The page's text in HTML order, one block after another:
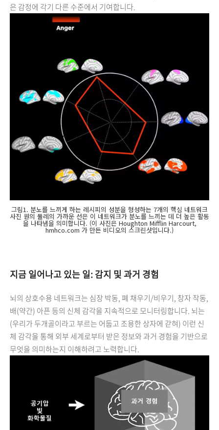
은 감정에 각기 다른 수준에서 기여합니다.
그림1. 분노를 느끼게 하는 레시피의 성분을 형성하는 7개의 핵심 네트워크
사진 원의 둘레의 가까운 선은 이 네트워크가 분노를 느끼는 데 더 높은 활동
을 나타냄을 의미합니다. (이 사진은 Houghton Mifflin Harcourt,
hmhco.com 가 만든 비디오의 스크린샷입니다.)
지금 일어나고 있는 일: 감지 및 과거 경험
뇌의 상호수용 네트워크는 심장 박동, 폐 채우기/비우기, 창자 작동,
배(약간) 아픈 등의 신체 감각을 지속적으로 모니터링합니다. 뇌는
(우리가 두개골이라고 부르는 어둡고 조용한 상자에 갇혀) 이런 신
체 감각을 통해 외부 세계로부터 받은 정보와 과거 경험을 기반으로
무엇을 의미하는지 이해하려고 노력합니다.